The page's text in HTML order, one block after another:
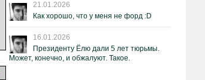
21.01.2026
Как хорошо, что у меня не форд :D
16.01.2026
Президенту Ёлю дали 5 лет тюрьмы.
Может, конечно, и обжалуют. Такое.